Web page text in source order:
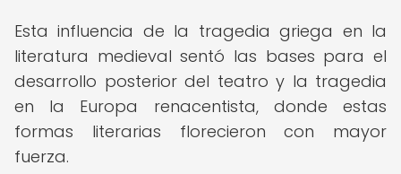
Esta influencia de la tragedia griega en la
literatura medieval sentó las bases para el
desarrollo posterior del teatro y la tragedia
en la Europa renacentista, donde estas
formas literarias florecieron con mayor
fuerza.